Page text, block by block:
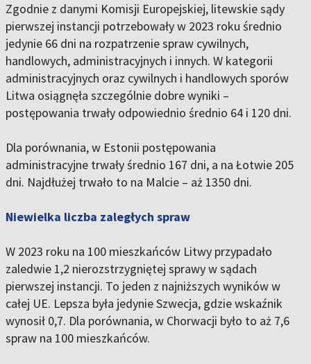
Zgodnie z danymi Komisji Europejskiej, litewskie sądy
pierwszej instancji potrzebowały w 2023 roku średnio
jedynie 66 dni na rozpatrzenie spraw cywilnych,
handlowych, administracyjnych i innych. W kategorii
administracyjnych oraz cywilnych i handlowych sporów
Litwa osiągnęła szczególnie dobre wyniki –
postępowania trwały odpowiednio średnio 64 i 120 dni.
Dla porównania, w Estonii postępowania
administracyjne trwały średnio 167 dni, a na Łotwie 205
dni. Najdłużej trwało to na Malcie – aż 1350 dni.
Niewielka liczba zaległych spraw
W 2023 roku na 100 mieszkańców Litwy przypadało
zaledwie 1,2 nierozstrzygniętej sprawy w sądach
pierwszej instancji. To jeden z najniższych wyników w
całej UE. Lepsza była jedynie Szwecja, gdzie wskaźnik
wynosił 0,7. Dla porównania, w Chorwacji było to aż 7,6
spraw na 100 mieszkańców.